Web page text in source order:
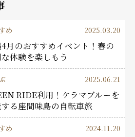
め 2025.03.20
月のおすすめイベント！春の
体験を楽しもう
2025.06.21
RIDE利用！ケラマブルーを
る座間味島の自転車旅
め 2024.11.20